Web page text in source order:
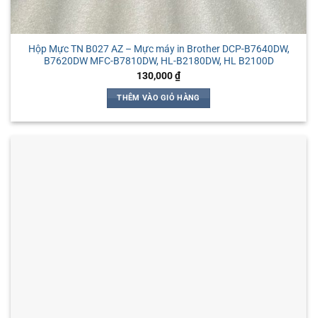
Hộp Mực TN B027 AZ – Mực máy in Brother DCP-B7640DW,
B7620DW MFC-B7810DW, HL-B2180DW, HL B2100D
130,000₫
THÊM VÀO GIỎ HÀNG